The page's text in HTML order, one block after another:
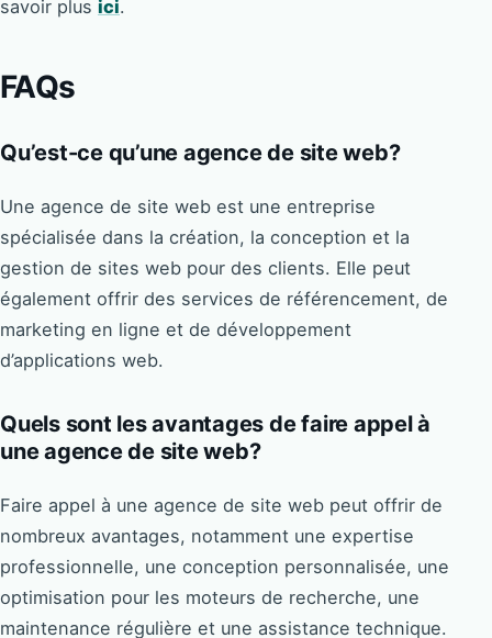
savoir plus ici.
FAQs
Qu’est-ce qu’une agence de site web?
Une agence de site web est une entreprise
spécialisée dans la création, la conception et la
gestion de sites web pour des clients. Elle peut
également offrir des services de référencement, de
marketing en ligne et de développement
d’applications web.
Quels sont les avantages de faire appel à
une agence de site web?
Faire appel à une agence de site web peut offrir de
nombreux avantages, notamment une expertise
professionnelle, une conception personnalisée, une
optimisation pour les moteurs de recherche, une
maintenance régulière et une assistance technique.